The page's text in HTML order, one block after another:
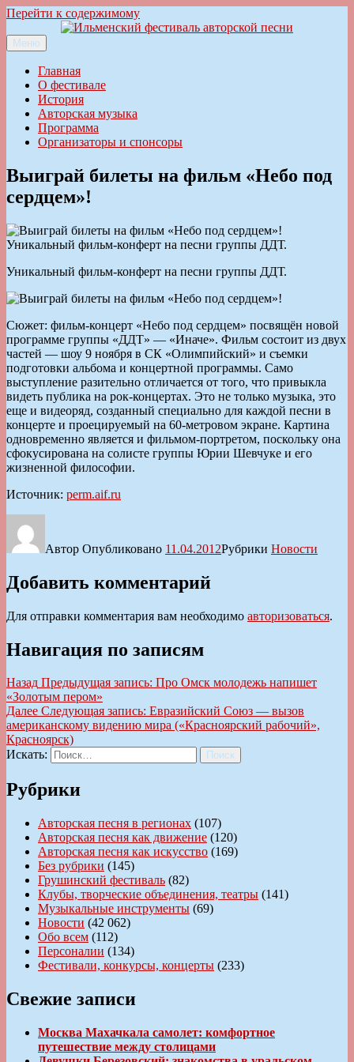
Перейти к содержимому
Ильменский фестиваль авторской песни
Меню
Главная
О фестивале
История
Авторская музыка
Программа
Организаторы и спонсоры
Выиграй билеты на фильм «Небо под
сердцем»!
Уникальный фильм-конферт на песни группы ДДТ.
Уникальный фильм-конферт на песни группы ДДТ.
Сюжет: фильм-концерт «Небо под сердцем» посвящён новой
программе группы «ДДТ» — «Иначе». Фильм состоит из двух
частей — шоу 9 ноября в СК «Олимпийский» и съемки
подготовки альбома и концертной программы. Само
выступление разительно отличается от того, что привыкла
видеть публика на рок-концертах. Это не только музыка, это
еще и видеоряд, созданный специально для каждой песни в
концерте и проецируемый на 60-метровом экране. Картина
одновременно является и фильмом-портретом, поскольку она
сфокусирована на солисте группы Юрии Шевчуке и его
жизненной философии.
Источник: perm.aif.ru
Автор Опубликовано 11.04.2012Рубрики Новости
Добавить комментарий
Для отправки комментария вам необходимо авторизоваться.
Навигация по записям
Назад Предыдущая запись: Про Омск молодежь напишет
«Золотым пером»
Далее Следующая запись: Евразийский Союз — вызов
американскому видению мира («Красноярский рабочий»,
Красноярск)
Искать:
Поиск
Рубрики
Авторская песня в регионах (107)
Авторская песня как движение (120)
Авторская песня как искусство (169)
Без рубрики (145)
Грушинский фестиваль (82)
Клубы, творческие объединения, театры (141)
Музыкальные инструменты (69)
Новости (42 062)
Обо всем (112)
Персоналии (134)
Фестивали, конкурсы, концерты (233)
Свежие записи
Москва Махачкала самолет: комфортное
путешествие между столицами